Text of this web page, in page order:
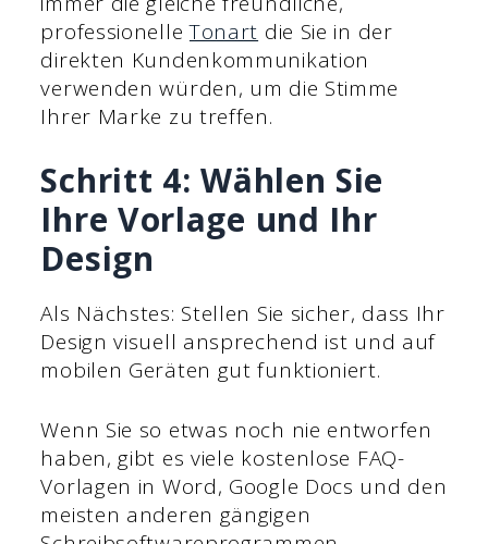
professionelleTonart die Sie in der
direkten Kundenkommunikation
verwenden würden, um die Stimme
Ihrer Marke zu treffen.
Schritt 4: Wählen Sie
Ihre Vorlage und Ihr
Design
Als Nächstes: Stellen Sie sicher, dass Ihr
Design visuell ansprechend ist und auf
mobilen Geräten gut funktioniert.
Wenn Sie so etwas noch nie entworfen
haben, gibt es viele kostenlose FAQ-
Vorlagen in Word, Google Docs und den
meisten anderen gängigen